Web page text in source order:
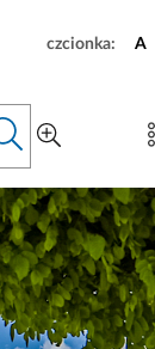
czcionka: A